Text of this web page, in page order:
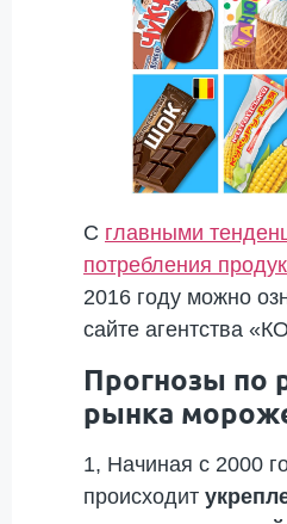
С главными
потребления
2016 году можно
сайте агентства
Прогнозы по
рынка
1, Начиная с 2000
происходит